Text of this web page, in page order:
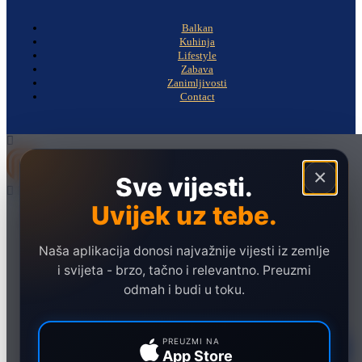
Balkan
Kuhinja
Lifestyle
Zabava
Zanimljivosti
Contact
×
Sve vijesti.
Uvijek uz tebe.
Naša aplikacija donosi najvažnije vijesti iz zemlje
i svijeta - brzo, tačno i relevantno. Preuzmi
odmah i budi u toku.
PREUZMI NA
App Store
Društvo